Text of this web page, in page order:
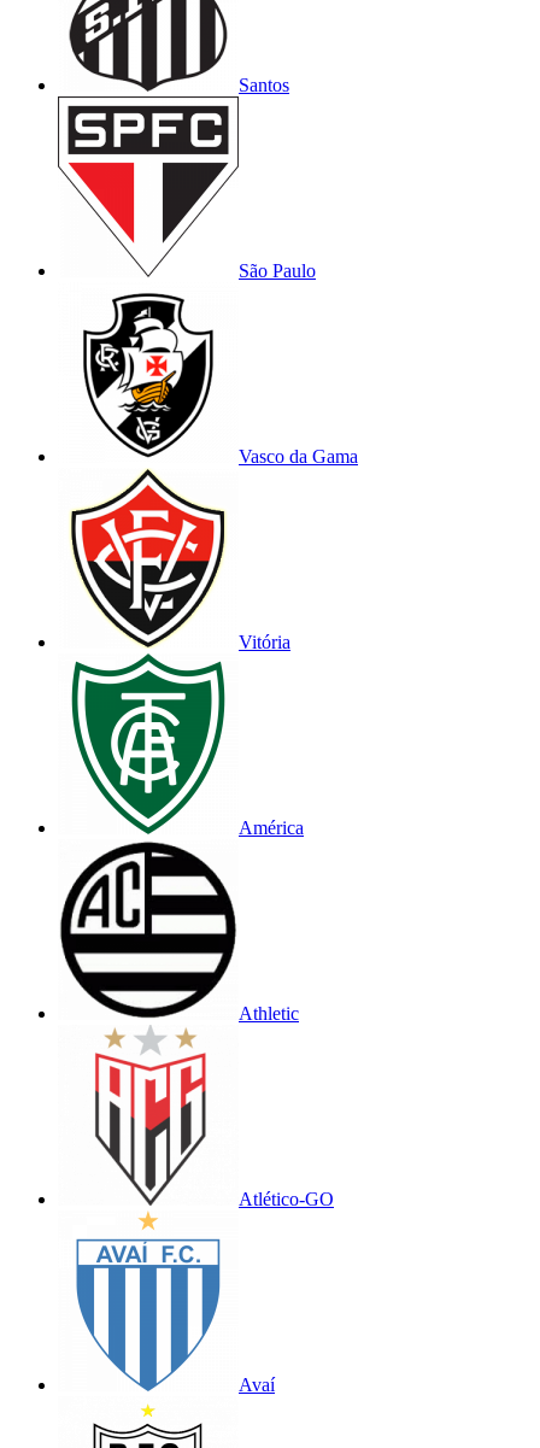
Santos
São Paulo
Vasco da Gama
Vitória
América
Athletic
Atlético-GO
Avaí